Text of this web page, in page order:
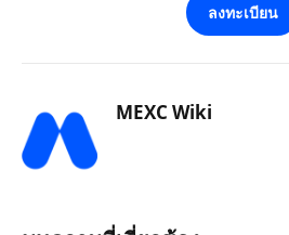
ลงทะเบียน
MEXC Wiki